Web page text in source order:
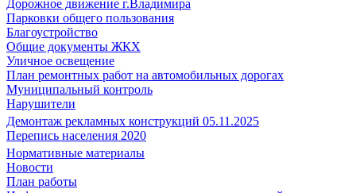
Дорожное движение г.Владимира
Парковки общего пользования
Благоустройство
Общие документы ЖКХ
Уличное освещение
План ремонтных работ на автомобильных дорогах
Муниципальный контроль
Нарушители
Демонтаж рекламных конструкций 05.11.2025
Перепись населения 2020
Нормативные материалы
Новости
План работы